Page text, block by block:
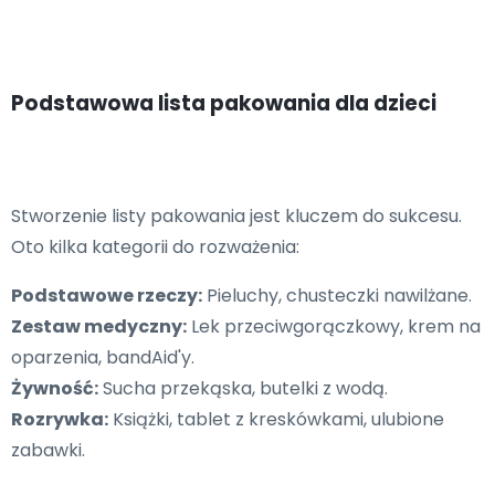
Podstawowa lista pakowania dla dzieci
Stworzenie listy pakowania jest kluczem do sukcesu.
Oto kilka kategorii do rozważenia:
Podstawowe rzeczy: Pieluchy, chusteczki nawilżane.
Zestaw medyczny: Lek przeciwgorączkowy, krem na
oparzenia, bandAid'y.
Żywność:Sucha przekąska, butelki z wodą.
Rozrywka: Książki, tablet z kreskówkami, ulubione
zabawki.